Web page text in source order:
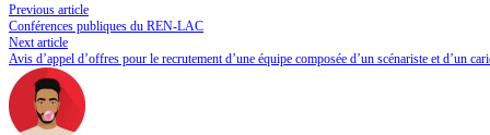
Previous article
Conférences publiques du REN-LAC
Next article
Avis d’appel d’offres pour le recrutement d’une équipe composée d’un scénariste et d’un